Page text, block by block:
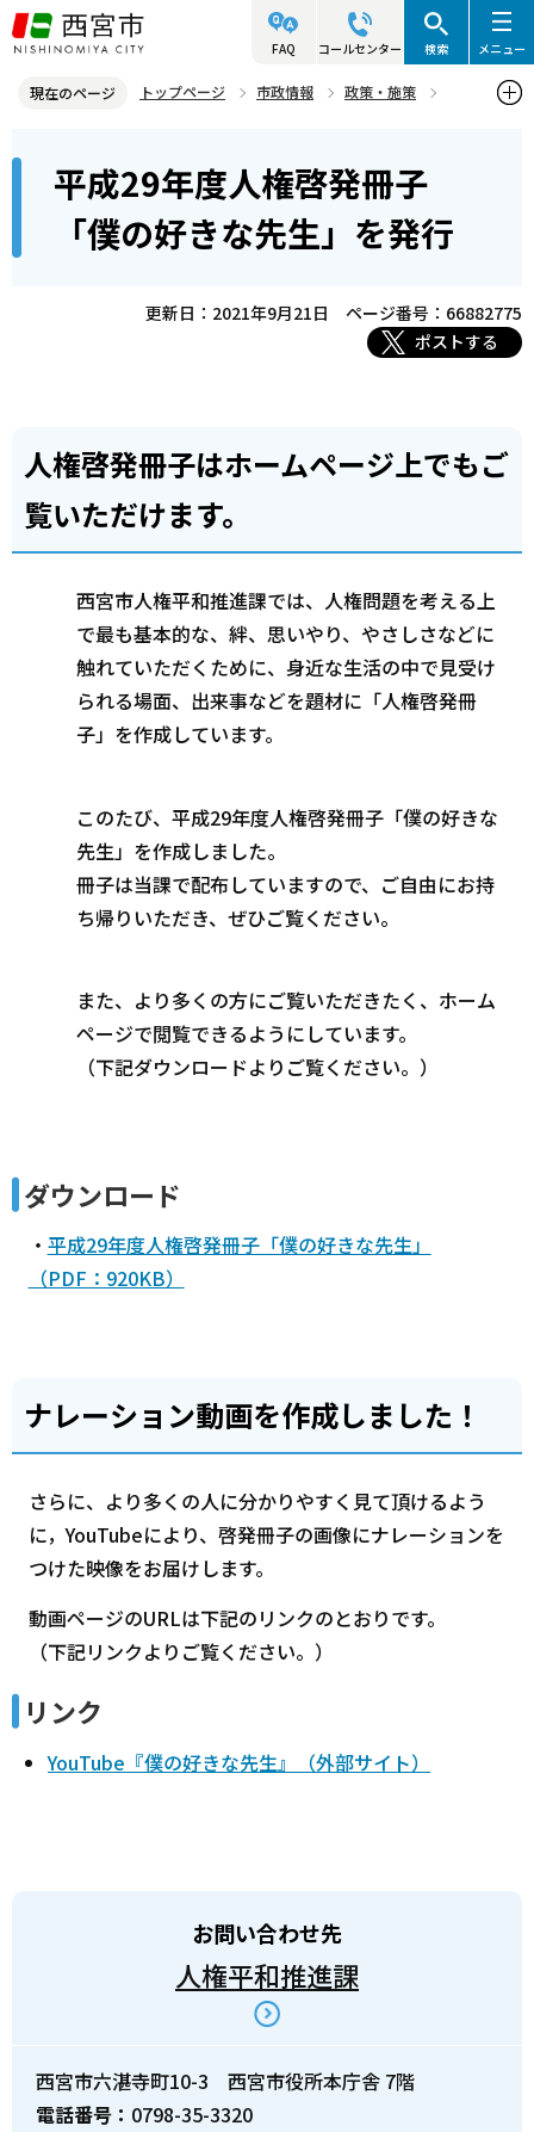
こ
の
ジ
頭
FAQ コールセンター 検索 メニュー
現在のページ トップページ 市政情報
政策・施策
平成29年度人権啓発冊子「僕の好きな先生」を発行
平成29年度人権啓発冊子
「僕の好きな先生」を発行
更新日：2021年9月21日
ページ番号：66882775
ポストする
人権啓発冊子はホームページ上でもご
覧いただけます。
西宮市人権平和推進課では、人権問題を考える上
で最も基本的な、絆、思いやり、やさしさなどに
触れていただくために、身近な生活の中で見受け
られる場面、出来事などを題材に「人権啓発冊
子」を作成しています。
このたび、平成29年度人権啓発冊子「僕の好きな
先生」を作成しました。
冊子は当課で配布していますので、ご自由にお持
ち帰りいただき、ぜひご覧ください。
また、より多くの方にご覧いただきたく、ホーム
ページで閲覧できるようにしています。
（下記ダウンロードよりご覧ください。）
ダウンロード
・ 平成29年度人権啓発冊子「僕の好きな先生」
（PDF：920KB）
ナレーション動画を作成しました！
さらに、より多くの人に分かりやすく見て頂けるよう
に，YouTubeにより、啓発冊子の画像にナレーションを
つけた映像をお届けします。
動画ページのURLは下記のリンクのとおりです。
（下記リンクよりご覧ください。）
リンク
YouTube『僕の好きな先生』（外部サイト）
お問い合わせ先
人権平和推進課
西宮市六湛寺町10-3 西宮市役所本庁舎 7階
電話番号： 0798-35-3320